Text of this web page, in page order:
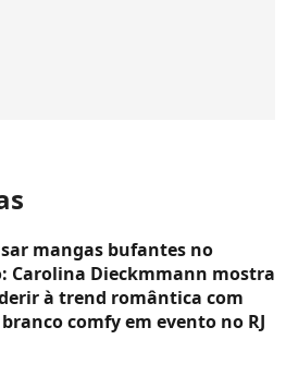
mangas bufantes no
Carolina Dieckmmann mostra
à trend romântica com
comfy em evento no RJ